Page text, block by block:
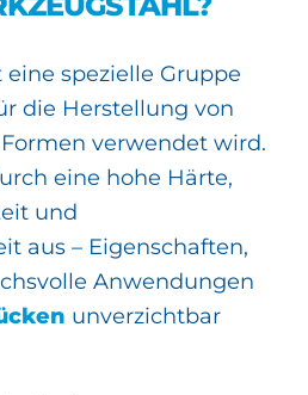
spezielle Gruppe
die Herstellung von
verwendet wird.
eine hohe Härte,
und
aus – Eigenschaften,
Anwendungen
unverzichtbar